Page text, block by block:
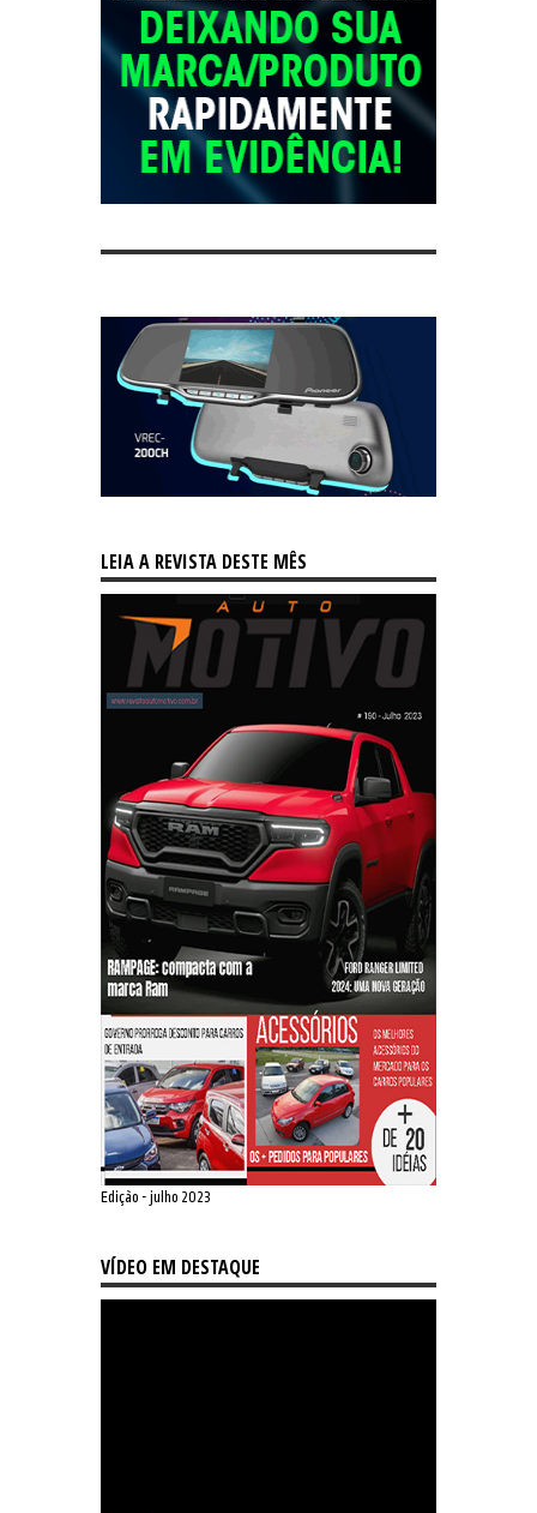
LEIA A REVISTA DESTE MÊS
Edição - julho 2023
VÍDEO EM DESTAQUE